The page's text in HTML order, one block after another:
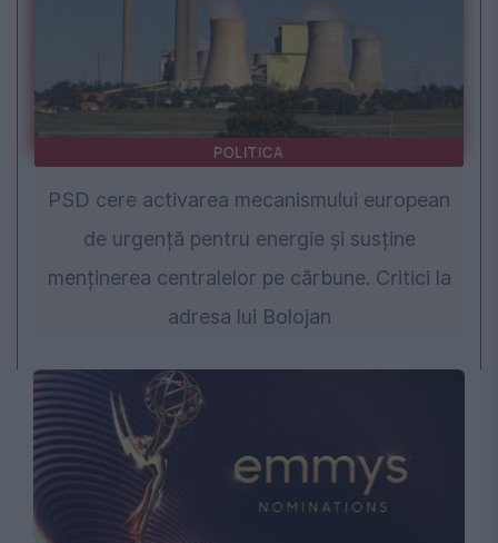
POLITICA
PSD cere activarea mecanismului european
de urgență pentru energie și susține
menținerea centralelor pe cărbune. Critici la
adresa lui Bolojan